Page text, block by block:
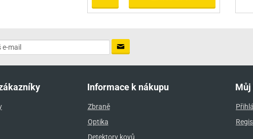
Informace k nákupu
Zbraně
Optika
Detektory kovů
Můj